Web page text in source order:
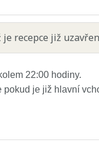
recepce již
22:00 hodiny.
je již hlavní